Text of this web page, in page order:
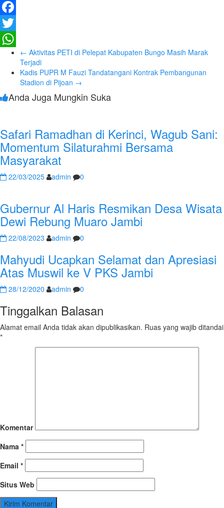
Facebook
Twitter
WhatsApp
← Aktivitas PETI di Pelepat Kabupaten Bungo Masih Marak
Terjadi
Kadis PUPR M Fauzi Tandatangani Kontrak Pembangunan
Stadion di Pijoan →
Anda Juga Mungkin Suka
Safari Ramadhan di Kerinci, Wagub Sani:
Momentum Silaturahmi Bersama
Masyarakat
22/03/2025 admin 0
Gubernur Al Haris Resmikan Desa Wisata
Dewi Rebung Muaro Jambi
22/08/2023 admin 0
Mahyudi Ucapkan Selamat dan Apresiasi
Atas Muswil ke V PKS Jambi
28/12/2020 admin 0
Tinggalkan Balasan
Alamat email Anda tidak akan dipublikasikan. Ruas yang wajib ditandai
*
Komentar
Nama *
Email *
Situs Web